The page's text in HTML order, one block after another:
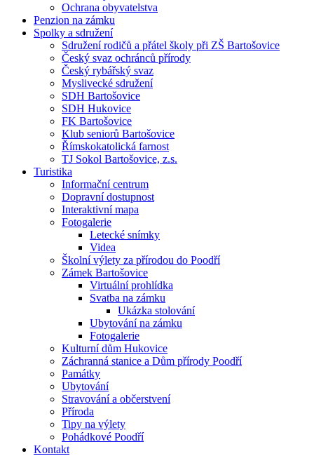
Ochrana obyvatelstva
Penzion na zámku
Spolky a sdružení
Sdružení rodičů a přátel školy při ZŠ Bartošovice
Český svaz ochránců přírody
Český rybářský svaz
Myslivecké sdružení
SDH Bartošovice
SDH Hukovice
FK Bartošovice
Klub seniorů Bartošovice
Římskokatolická farnost
TJ Sokol Bartošovice, z.s.
Turistika
Informační centrum
Dopravní dostupnost
Interaktivní mapa
Fotogalerie
Letecké snímky
Videa
Školní výlety za přírodou do Poodří
Zámek Bartošovice
Virtuální prohlídka
Svatba na zámku
Ukázka stolování
Ubytování na zámku
Fotogalerie
Kulturní dům Hukovice
Záchranná stanice a Dům přírody Poodří
Památky
Ubytování
Stravování a občerstvení
Příroda
Tipy na výlety
Pohádkové Poodří
Kontakt